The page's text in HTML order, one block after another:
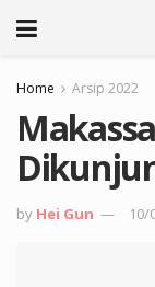
Home Arsip 2022
by Hei Gun 10/